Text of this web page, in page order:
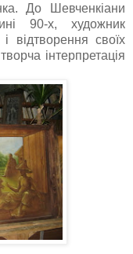
До Шевченкіани
90-х, художник
відтворення своїх
інтерпретація